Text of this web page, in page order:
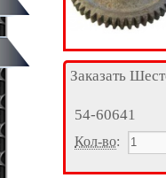
Заказать
54-60641
Кол-во: